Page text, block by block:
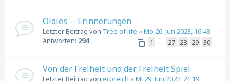
Oldies -- Erinnerungen
Letzter Beitrag von Tree of life «Mo 26. Jun 2023, 16:48
Antworten: 294 1 … 27 28 29 30
Von der Freiheit und der Freiheit Spiel
Letzter Beitrag von erbreich «Mi 29. Jun 2022, 21:19